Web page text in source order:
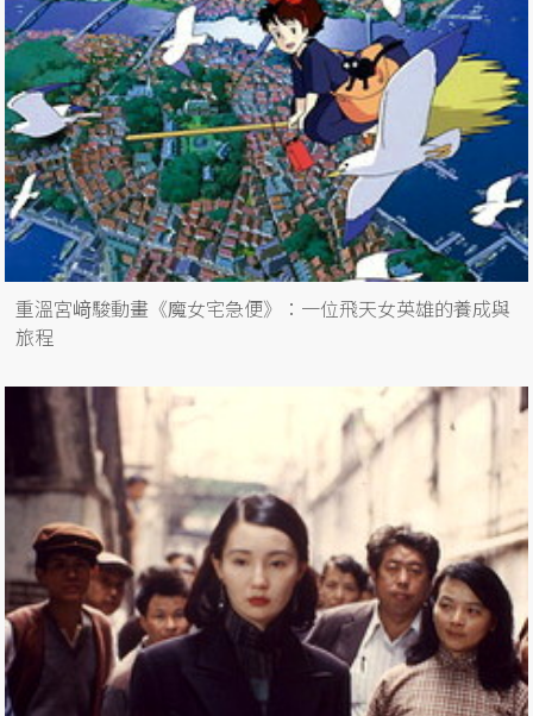
重溫宮﨑駿動畫《魔女宅急便》：一位飛天女英雄的養成與
旅程